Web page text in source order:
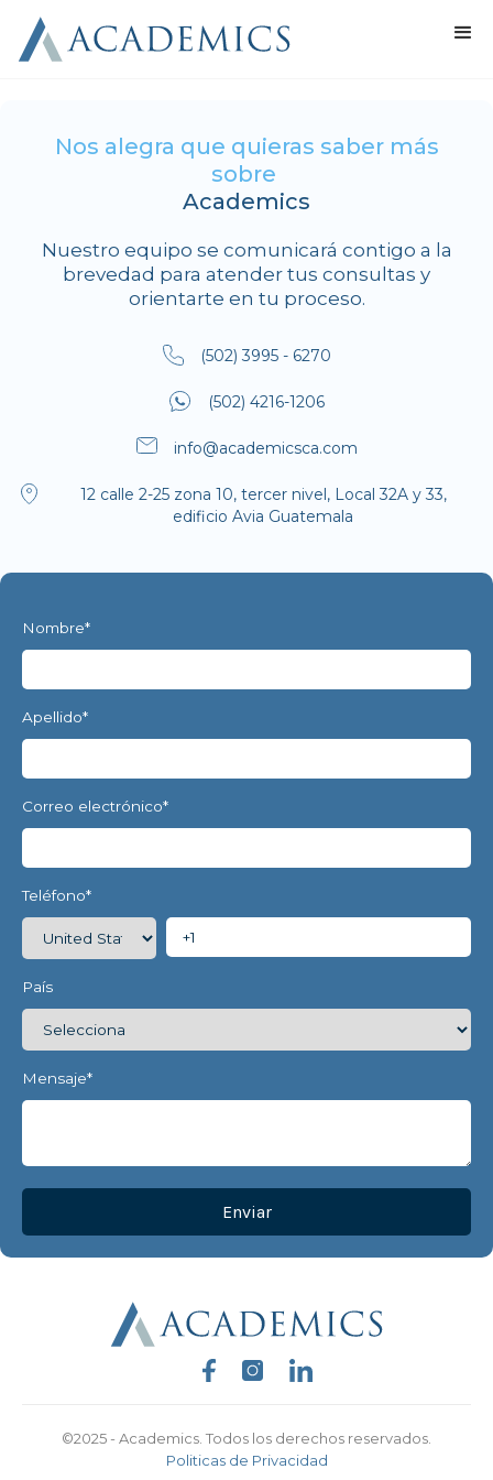
Nos alegra que quieras saber más
sobre
Academics
Nuestro equipo se comunicará contigo a la
brevedad para atender tus consultas y
orientarte en tu proceso.
(502) 3995 - 6270
(502) 4216-1206
info@academicsca.com
12 calle 2-25 zona 10, tercer nivel, Local 32A y 33,
edificio Avia Guatemala
Nombre*
Apellido*
Correo electrónico*
Teléfono*
País
Mensaje*
©2025 - Academics. Todos los derechos reservados.
Politicas de Privacidad